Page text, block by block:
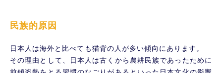
腰痛
不良姿勢の対処法について
民族的原因
日本人は海外と比べても猫背の人が多い傾向にあります。
その理由として、日本人は古くから農耕民族であったために